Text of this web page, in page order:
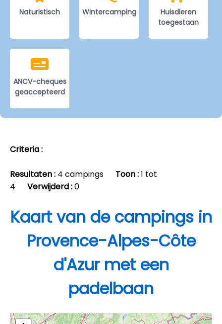
Naturistisch Wintercamping
Huisdieren
toegestaan
ANCV-cheques
geaccepteerd
Criteria :
Resultaten : 4 campings Toon :1 tot
4 Verwijderd :0
Kaart van de campings in
Provence-Alpes-Côte
d'Azur met een
padelbaan